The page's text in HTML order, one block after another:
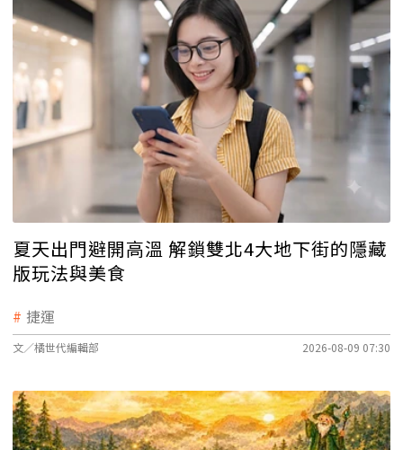
夏天出門避開高溫 解鎖雙北4大地下街的隱藏
版玩法與美食
捷運
文／橘世代編輯部 2026-08-09 07:30